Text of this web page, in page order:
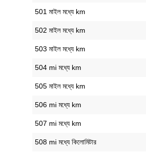
501 মাইল মধ্যে km
502 মাইল মধ্যে km
503 মাইল মধ্যে km
504 mi মধ্যে km
505 মাইল মধ্যে km
506 mi মধ্যে km
507 mi মধ্যে km
508 mi মধ্যে কিলোমিটার